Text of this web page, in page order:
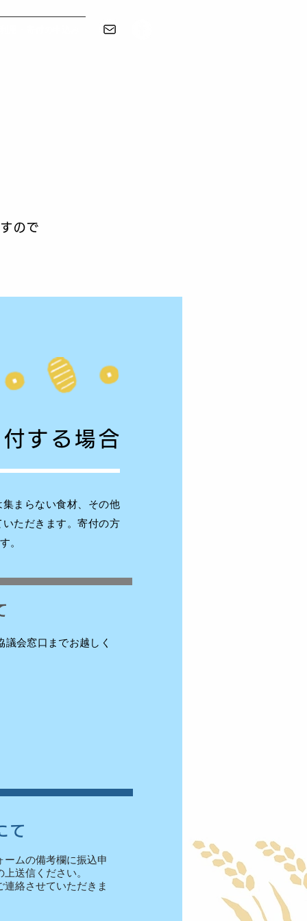
ので
まらない食材、その他
ただきます。寄付の方
。
する場合
議会窓口までお越しく
て
ームの備考欄に振込申
送信ください。
連絡させていただきま